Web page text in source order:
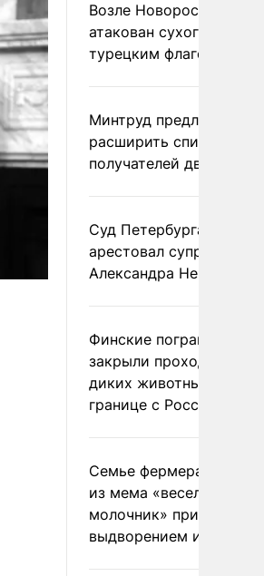
Возле Новороссийска
атакован сухогруз под
турецким флагом
Минтруд предложил
расширить список
получателей двух
Суд Петербурга заочно
арестовал супругу
Александра Невзорова
Финские пограничники
закрыли проходы для
диких животных на
границе с Россией
Семье фермера
из мема «веселый
молочник» пригрозили
выдворением из